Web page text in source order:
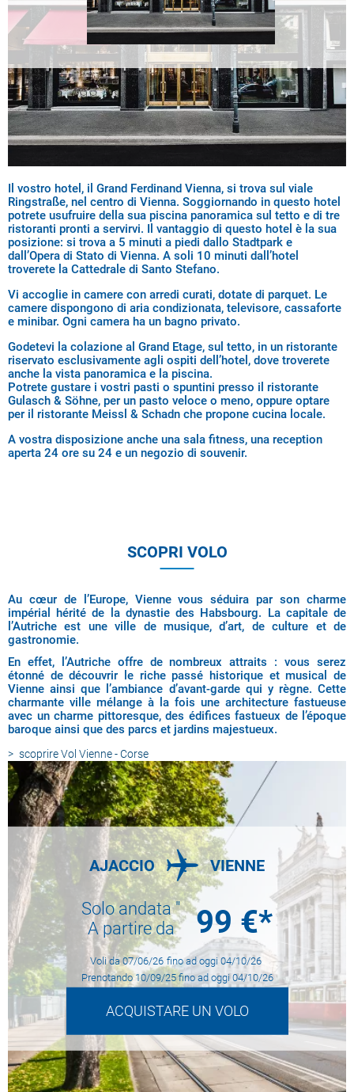
Il vostro hotel, il Grand Ferdinand Vienna, si trova sul viale
Ringstraße, nel centro di Vienna. Soggiornando in questo hotel
potrete usufruire della sua piscina panoramica sul tetto e di tre
ristoranti pronti a servirvi. Il vantaggio di questo hotel è la sua
posizione: si trova a 5 minuti a piedi dallo Stadtpark e
dall’Opera di Stato di Vienna. A soli 10 minuti dall’hotel
troverete la Cattedrale di Santo Stefano.
Vi accoglie in camere con arredi curati, dotate di parquet. Le
camere dispongono di aria condizionata, televisore, cassaforte
e minibar. Ogni camera ha un bagno privato.
Godetevi la colazione al Grand Etage, sul tetto, in un ristorante
riservato esclusivamente agli ospiti dell’hotel, dove troverete
anche la vista panoramica e la piscina.
Potrete gustare i vostri pasti o spuntini presso il ristorante
Gulasch & Söhne, per un pasto veloce o meno, oppure optare
per il ristorante Meissl & Schadn che propone cucina locale.
A vostra disposizione anche una sala fitness, una reception
aperta 24 ore su 24 e un negozio di souvenir.
SCOPRI VOLO
Au cœur de l’Europe, Vienne vous séduira par son charme
impérial hérité de la dynastie des Habsbourg. La capitale de
l’Autriche est une ville de musique, d’art, de culture et de
gastronomie.
En effet, l’Autriche offre de nombreux attraits : vous serez
étonné de découvrir le riche passé historique et musical de
Vienne ainsi que l’ambiance d’avant-garde qui y règne. Cette
charmante ville mélange à la fois une architecture fastueuse
avec un charme pittoresque, des édifices fastueux de l’époque
baroque ainsi que des parcs et jardins majestueux.
scoprireVol Vienne - Corse
AJACCIO VIENNE
Solo andata "
A partire da
99 €*
Voli da 07/06/26 fino ad oggi 04/10/26
Prenotando10/09/25fino ad oggi 04/10/26
ACQUISTARE UN VOLO